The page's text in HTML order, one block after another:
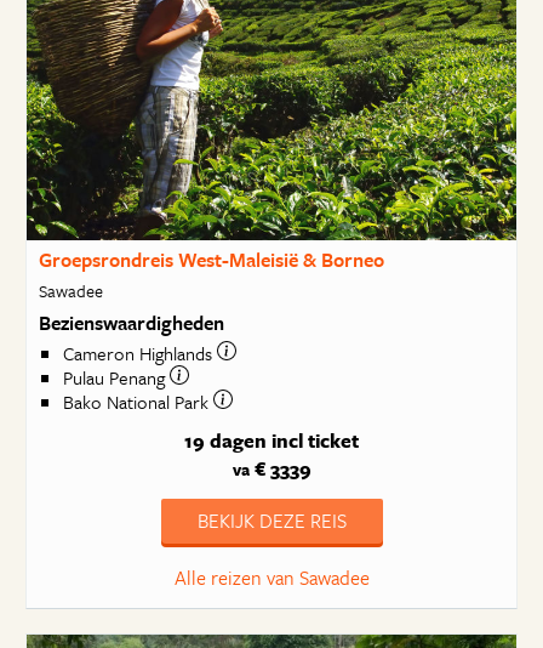
Groepsrondreis West-Maleisië & Borneo
Sawadee
Bezienswaardigheden
Cameron Highlands
Pulau Penang
Bako National Park
19 dagen incl ticket
va€ 3339
BEKIJK DEZE REIS
Alle reizen van Sawadee